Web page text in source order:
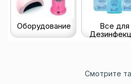
Оборудование
Все для
Смотрите